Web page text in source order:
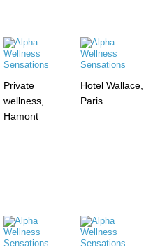
Private
wellness,
Hamont
Hotel Wallace,
Paris